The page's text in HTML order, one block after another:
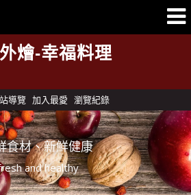
燴-幸福料理
導覽 加入最愛 瀏覽紀錄
食材、新鮮健康
and healthy